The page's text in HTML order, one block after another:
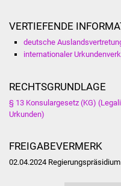
VERTIEFENDE
deutsche
internationaler
RECHTSGRUNDLAGE
§ 13 Konsulargesetz (KG)
Urkunden)
FREIGABEVERMERK
02.04.2024